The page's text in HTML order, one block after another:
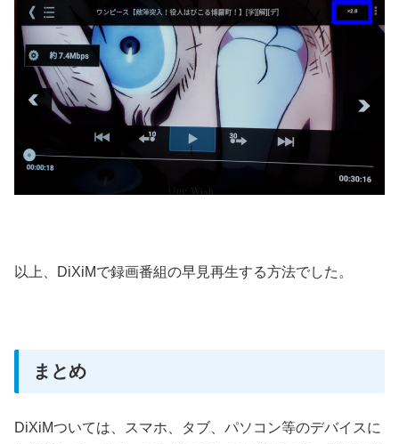
以上、DiXiMで録画番組の早見再生する方法でした。
まとめ
DiXiMついては、スマホ、タブ、パソコン等のデバイスに